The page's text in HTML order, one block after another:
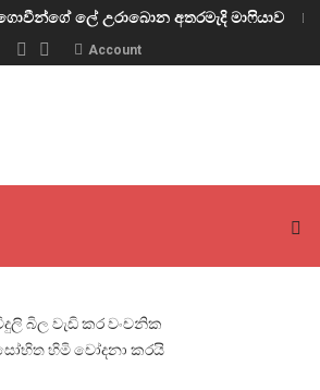
ලේ උරාබොන අතරමැදි මාෆියාව
Account